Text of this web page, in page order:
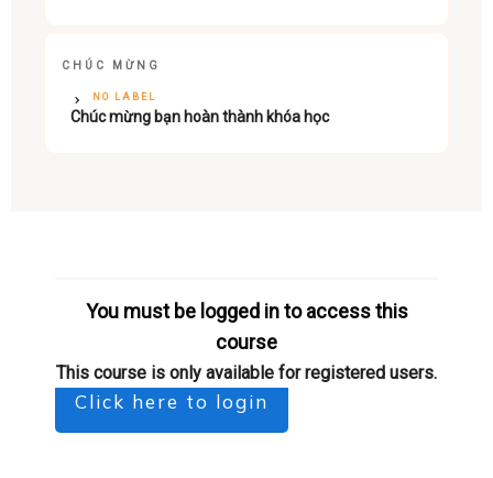
You must be logged in to access this
course
This course is only available for registered users.
Click here to login
CHÚC MỪNG
NO LABEL
Chúc mừng bạn hoàn thành khóa học